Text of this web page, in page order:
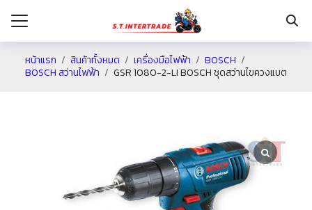
หน้าแรก สินค้าทั้งหมด เครื่องมือไฟฟ้า
BOSCH
BOSCH สว่านไฟฟ้า
GSR 1080-2-LI BOSCH ชุดสว่านไขควงแบต